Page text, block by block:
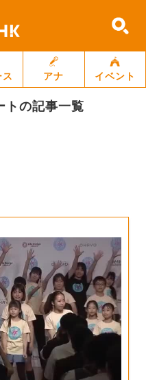
ス アナ イベント
ト の記事一覧